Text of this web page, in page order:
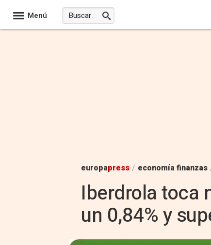
Menú
europapress / economía finanzas
Iberdrola toca
un 0,84% y